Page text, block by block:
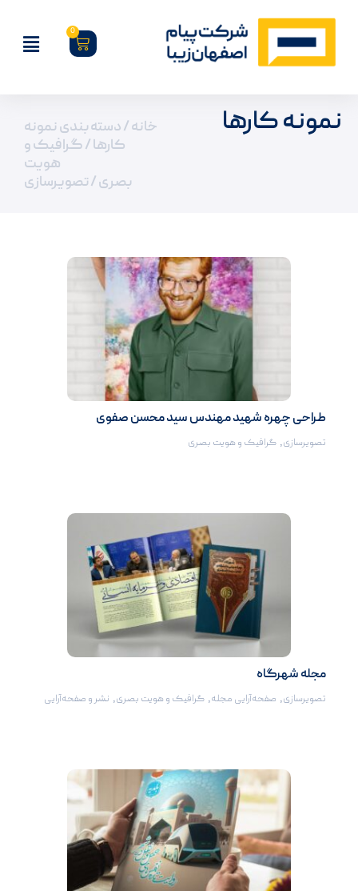
0
نمونه کارها خانه/ دسته بندی نمونه
کارها /گرافیک و
هویت
بصری/ تصویرسازی
طراحی چهره شهید مهندس سید محسن صفوی
تصویرسازی, گرافیک و هویت بصری
مجله شهرگاه
تصویرسازی, صفحه‌آرایی مجله, گرافیک و هویت بصری, نشر و صفحه‌آرایی